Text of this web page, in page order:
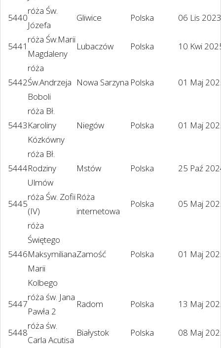
5440
róża Św.
Józefa
Gliwice Polska 06 Lis 2023
5441
róża Św.Marii
Magdaleny
Lubaczów Polska 10 Kwi
5442
róża
Św.Andrzeja
Boboli
Nowa Sarzyna Polska 01 Maj
5443
róża Bł.
Karoliny
Kózkówny
Niegów Polska 01 Maj
5444
róża Bł.
Rodziny
Ulmów
Mstów Polska 25 Paź
5445
róża Św. Zofii
(IV)
Róża
internetowa
Polska 05 Maj
5446
róża
Świętego
Maksymiliana
Marii
Kolbego
Zamość Polska 01 Maj
5447
róża św. Jana
Pawła 2
Radom Polska 13 Maj
5448
róża św.
Carla Acutisa
Białystok Polska 08 Maj